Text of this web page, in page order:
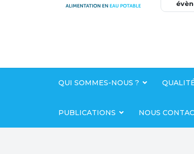
QUI SOMMES-NOUS ?
PUBLICATIONS NOUS